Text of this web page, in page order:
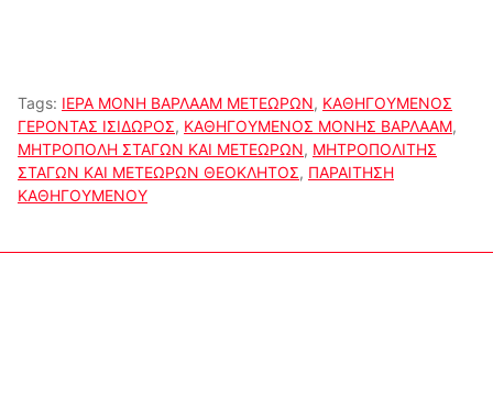
Tags: ΙΕΡΑ ΜΟΝΗ ΒΑΡΛΑΑΜ ΜΕΤΕΩΡΩΝ, ΚΑΘΗΓΟΥΜΕΝΟΣ
ΓΕΡΟΝΤΑΣ ΙΣΙΔΩΡΟΣ, ΚΑΘΗΓΟΥΜΕΝΟΣ ΜΟΝΗΣ ΒΑΡΛΑΑΜ,
ΜΗΤΡΟΠΟΛΗ ΣΤΑΓΩΝ ΚΑΙ ΜΕΤΕΩΡΩΝ, ΜΗΤΡΟΠΟΛΙΤΗΣ
ΣΤΑΓΩΝ ΚΑΙ ΜΕΤΕΩΡΩΝ ΘΕΟΚΛΗΤΟΣ, ΠΑΡΑΙΤΗΣΗ
ΚΑΘΗΓΟΥΜΕΝΟΥ